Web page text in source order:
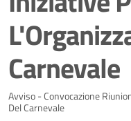
Carnevale
Dettagli
Avviso - Convocazione
Del Carnevale